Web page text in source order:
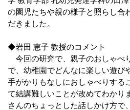
の園児たちや親の様子と照らし合
だきました。
◆岩田 恵子 教授のコメント
今回の研究で、親子のおしゃべ
で、幼稚園でどんなに楽しい遊び
手がかりもなしにおしゃべりする
て結講難しいことが改めてわかり
さんのちょっとした話しかけ方で